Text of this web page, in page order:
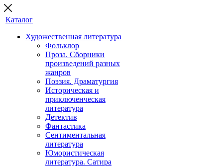
Каталог
Художественная литература
Фольклор
Проза. Сборники
произведений разных
жанров
Поэзия. Драматургия
Историческая и
приключенческая
литература
Детектив
Фантастика
Сентиментальная
литература
Юмористическая
литература. Сатира